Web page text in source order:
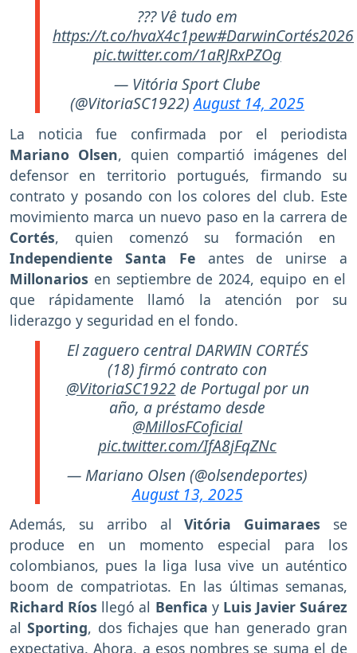
??? Vê tudo em
https://t.co/hvaX4c1pew#DarwinCortés2026
pic.twitter.com/1aRJRxPZOg
— Vitória Sport Clube
(@VitoriaSC1922)August 14, 2025
La noticia fue confirmada por el periodista
Mariano Olsen, quien compartió imágenes del
defensor en territorio portugués, firmando su
contrato y posando con los colores del club. Este
movimiento marca un nuevo paso en la carrera de
Cortés, quien comenzó su formación en
Independiente Santa Feantes de unirse a
Millonarios en septiembre de 2024, equipo en el
que rápidamente llamó la atención por su
liderazgo y seguridad en el fondo.
El zaguero central DARWIN CORTÉS
(18) firmó contrato con
@VitoriaSC1922 de Portugal por un
año, a préstamo desde
@MillosFCoficial
pic.twitter.com/IfA8jFqZNc
— Mariano Olsen (@olsendeportes)
August 13, 2025
Además, su arribo alVitória Guimaraes se
produce en un momento especial para los
colombianos, pues la liga lusa vive un auténtico
boom de compatriotas. En las últimas semanas,
Richard Ríos llegó al Benfica y Luis Javier Suárez
alSporting, dos fichajes que han generado gran
expectativa. Ahora, a esos nombres se suma el de